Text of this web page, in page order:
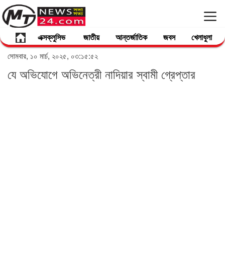
এক্সক্লুসিভ জাতীয় আন্তর্জাতিক জবস খেলাধুলা
সোমবার, ১০ মার্চ, ২০২৫, ০৩:১৫:৫২
যে অভিযোগে অভিনেত্রী নাদিয়ার স্বামী গ্রেপ্তার